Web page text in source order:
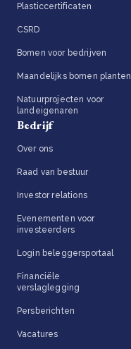
Plasticcertificaten
CSRD
Bomen voor bedrijven
Maandelijks bomen planten
Natuurprojecten voor
landeigenaren
Bedrijf
Over ons
Raad van bestuur
Investor relations
Evenementen voor
investeerders
Login beleggersportaal
Financiële
verslaglegging
Persberichten
Vacatures